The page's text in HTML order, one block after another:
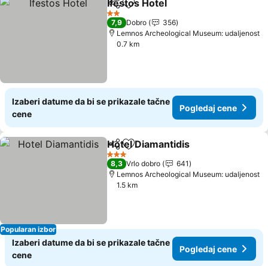
Deli Dodati u favorite
Ifestos Hotel
2 Zvezdice
7,9 Dobro
356
Lemnos Archeological Museum: udaljenost
0.7 km
Izaberi datume da bi se prikazale tačne
cene
Pogledaj cene
Popularan izbor
Deli Dodati u favorite
Hotel Diamantidis
3 Zvezdice
8,3 Vrlo dobro
641
Lemnos Archeological Museum: udaljenost
1.5 km
Izaberi datume da bi se prikazale tačne
cene
Pogledaj cene